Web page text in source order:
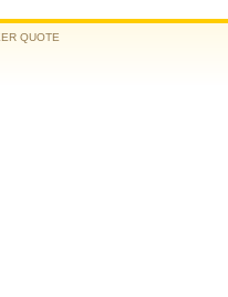
QUOTE